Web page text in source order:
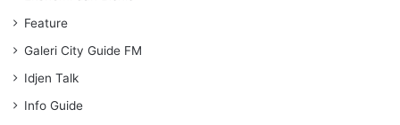
Feature
Galeri City Guide FM
Idjen Talk
Info Guide